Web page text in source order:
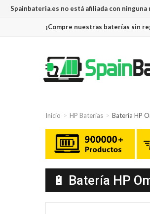
Spainbateria.es no está afiliada con
¡Compre nuestras baterías sin
Inicio HP Baterías Batería HP
🔋 Batería HP